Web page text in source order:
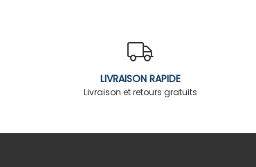
LIVRAISON RAPIDE
Livraison et retours gratuits